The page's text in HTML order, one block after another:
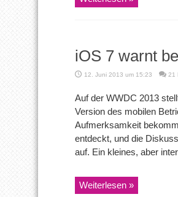
iOS 7 warnt
12. Juni 2013 um 15:23 21
Auf der WWDC 2013
Version des mobilen
Aufmerksamkeit
entdeckt, und die
auf. Ein kleines, aber
Weiterlesen »